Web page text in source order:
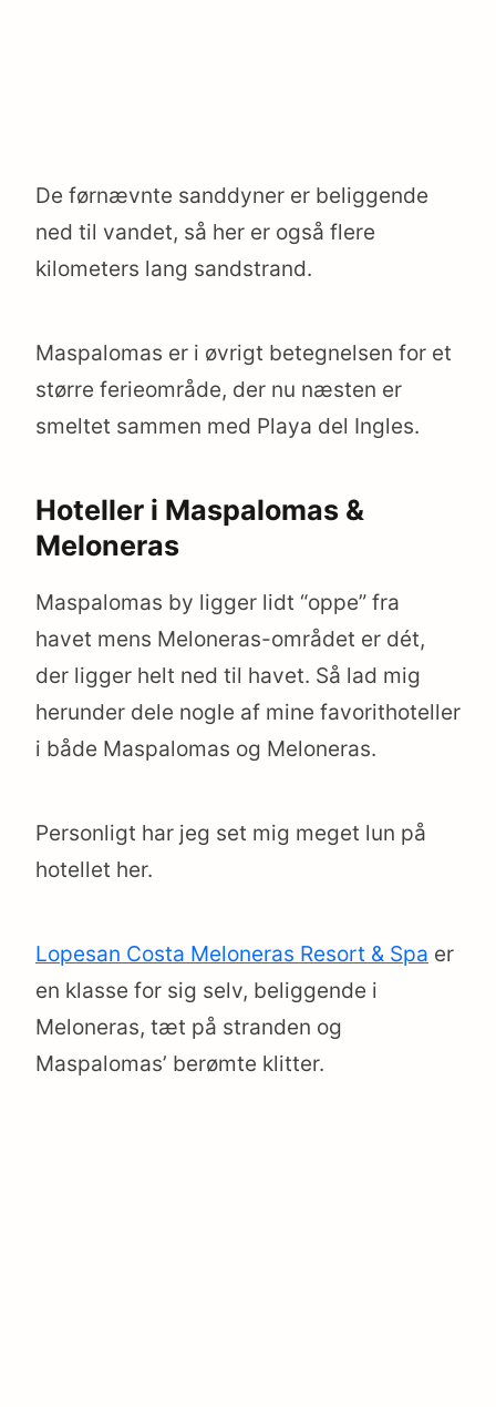
De førnævnte sanddyner er beliggende
ned til vandet, så her er også flere
kilometers lang sandstrand.
Maspalomas er i øvrigt betegnelsen for et
større ferieområde, der nu næsten er
smeltet sammen med Playa del Ingles.
Hoteller i Maspalomas &
Meloneras
Maspalomas by ligger lidt “oppe” fra
havet mens Meloneras-området er dét,
der ligger helt ned til havet. Så lad mig
herunder dele nogle af mine favorithoteller
i både Maspalomas og Meloneras.
Personligt har jeg set mig meget lun på
hotellet her.
Lopesan Costa Meloneras Resort & Spa er
en klasse for sig selv, beliggende i
Meloneras, tæt på stranden og
Maspalomas’ berømte klitter.